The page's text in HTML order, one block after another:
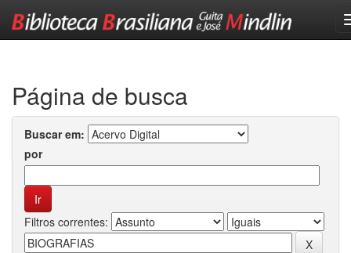
Página de busca
Buscar em:
por
Filtros correntes: